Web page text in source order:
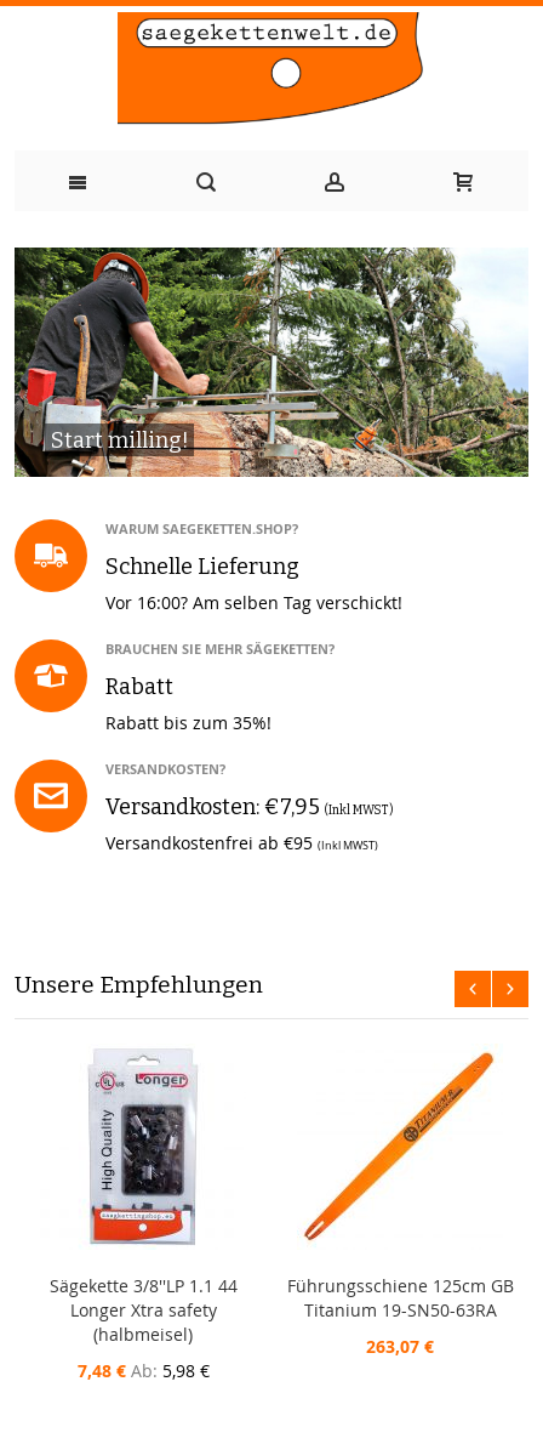
Inhalt
springen
Start milling!
WARUM SAEGEKETTEN.SHOP?
Schnelle Lieferung
Vor 16:00? Am selben Tag verschickt!
BRAUCHEN SIE MEHR SÄGEKETTEN?
Rabatt
Rabatt bis zum 35%!
VERSANDKOSTEN?
Versandkosten: €7,95 (Inkl MWST)
Versandkostenfrei ab €95 (Inkl MWST)
Unsere Empfehlungen
Sägekette 3/8''LP 1.1 44
Longer Xtra safety
(halbmeisel)
7,48 € Ab 5,98 €
Führungsschiene 125cm GB
Titanium 19-SN50-63RA
263,07 €